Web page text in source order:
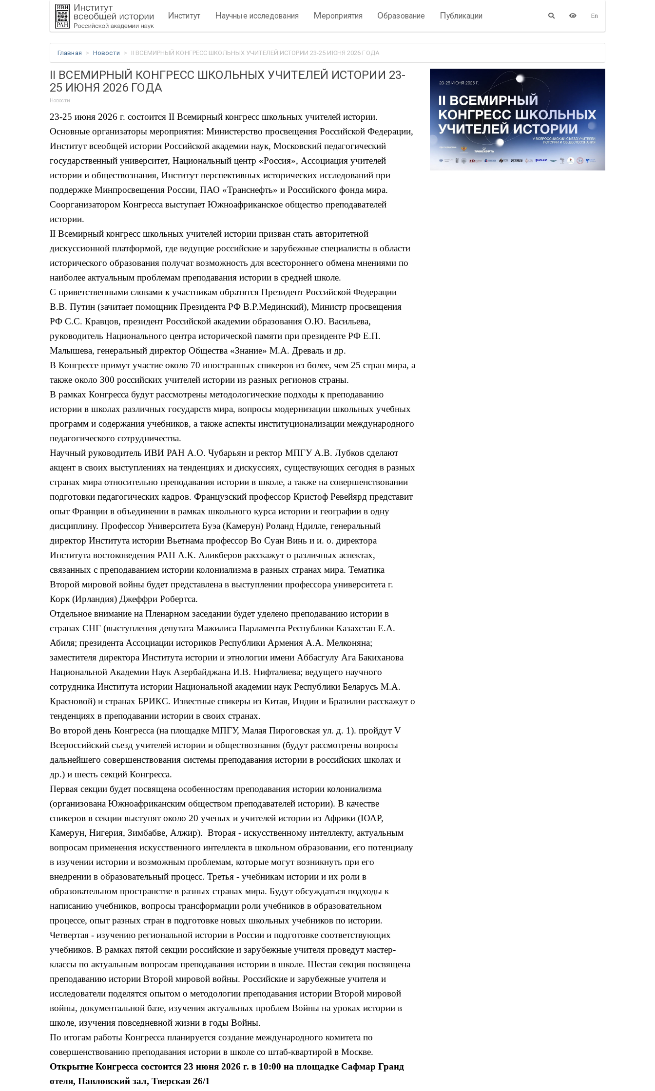
Институт Научные исследования Мероприятия Образование Публикации En
Главная Новости II ВСЕМИРНЫЙ КОНГРЕСС ШКОЛЬНЫХ УЧИТЕЛЕЙ ИСТОРИИ 23-25 ИЮНЯ 2026 ГОДА
II ВСЕМИРНЫЙ КОНГРЕСС ШКОЛЬНЫХ УЧИТЕЛЕЙ ИСТОРИИ 23-
25 ИЮНЯ 2026 ГОДА
Новости
23-25 июня 2026 г. состоится II Всемирный конгресс школьных учителей истории.
Основные организаторы мероприятия: Министерство просвещения Российской Федерации,
Институт всеобщей истории Российской академии наук, Московский педагогический
государственный университет, Национальный центр «Россия», Ассоциация учителей
истории и обществознания, Институт перспективных исторических исследований при
поддержке Минпросвещения России, ПАО «Транснефть» и Российского фонда мира.
Соорганизатором Конгресса выступает Южноафриканское общество преподавателей
истории.
II Всемирный конгресс школьных учителей истории призван стать авторитетной
дискуссионной платформой, где ведущие российские и зарубежные специалисты в области
исторического образования получат возможность для всестороннего обмена мнениями по
наиболее актуальным проблемам преподавания истории в средней школе.
С приветственными словами к участникам обратятся Президент Российской Федерации
В.В. Путин (зачитает помощник Президента РФ В.Р.Мединский), Министр просвещения
РФ С.С. Кравцов, президент Российской академии образования О.Ю. Васильева,
руководитель Национального центра исторической памяти при президенте РФ Е.П.
Малышева, генеральный директор Общества «Знание» М.А. Древаль и др.
В Конгрессе примут участие около 70 иностранных спикеров из более, чем 25 стран мира, а
также около 300 российских учителей истории из разных регионов страны.
В рамках Конгресса будут рассмотрены методологические подходы к преподаванию
истории в школах различных государств мира, вопросы модернизации школьных учебных
программ и содержания учебников, а также аспекты институционализации международного
педагогического сотрудничества.
Научный руководитель ИВИ РАН А.О. Чубарьян и ректор МПГУ А.В. Лубков сделают
акцент в своих выступлениях на тенденциях и дискуссиях, существующих сегодня в разных
странах мира относительно преподавания истории в школе, а также на совершенствовании
подготовки педагогических кадров. Французский профессор Кристоф Ревейярд представит
опыт Франции в объединении в рамках школьного курса истории и географии в одну
дисциплину. Профессор Университета Буэа (Камерун) Роланд Ндилле, генеральный
директор Института истории Вьетнама профессор Во Суан Винь и и. о. директора
Института востоковедения РАН А.К. Аликберов расскажут о различных аспектах,
связанных с преподаванием истории колониализма в разных странах мира. Тематика
Второй мировой войны будет представлена в выступлении профессора университета г.
Корк (Ирландия) Джеффри Робертса.
Отдельное внимание на Пленарном заседании будет уделено преподаванию истории в
странах СНГ (выступления депутата Мажилиса Парламента Республики Казахстан Е.А.
Абиля; президента Ассоциации историков Республики Армения А.А. Мелконяна;
заместителя директора Института истории и этнологии имени Aббасгулу Ага Бакиханова
Национальной Академии Наук Азербайджана И.В. Нифталиева; ведущего научного
сотрудника Института истории Национальной академии наук Республики Беларусь М.А.
Красновой) и странах БРИКС. Известные спикеры из Китая, Индии и Бразилии расскажут о
тенденциях в преподавании истории в своих странах.
Во второй день Конгресса (на площадке МПГУ, Малая Пироговская ул. д. 1). пройдут V
Всероссийский съезд учителей истории и обществознания (будут рассмотрены вопросы
дальнейшего совершенствования системы преподавания истории в российских школах и
др.) и шесть секций Конгресса.
Первая секции будет посвящена особенностям преподавания истории колониализма
(организована Южноафриканским обществом преподавателей истории). В качестве
спикеров в секции выступят около 20 ученых и учителей истории из Африки (ЮАР,
Камерун, Нигерия, Зимбабве, Алжир). Вторая - искусственному интеллекту, актуальным
вопросам применения искусственного интеллекта в школьном образовании, его потенциалу
в изучении истории и возможным проблемам, которые могут возникнуть при его
внедрении в образовательный процесс. Третья - учебникам истории и их роли в
образовательном пространстве в разных странах мира. Будут обсуждаться подходы к
написанию учебников, вопросы трансформации роли учебников в образовательном
процессе, опыт разных стран в подготовке новых школьных учебников по истории.
Четвертая - изучению региональной истории в России и подготовке соответствующих
учебников. В рамках пятой секции российские и зарубежные учителя проведут мастер-
классы по актуальным вопросам преподавания истории в школе. Шестая секция посвящена
преподаванию истории Второй мировой войны. Российские и зарубежные учителя и
исследователи поделятся опытом о методологии преподавания истории Второй мировой
войны, документальной базе, изучения актуальных проблем Войны на уроках истории в
школе, изучения повседневной жизни в годы Войны.
По итогам работы Конгресса планируется создание международного комитета по
совершенствованию преподавания истории в школе со штаб-квартирой в Москве.
Открытие Конгресса состоится 23 июня 2026 г. в 10:00 на площадке Сафмар Гранд
отеля, Павловский зал, Тверская 26/1